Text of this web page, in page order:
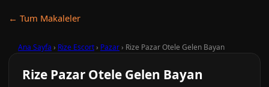
← Tum Makaleler
Ana Sayfa › Rize Escort› Pazar› Rize Pazar Otele Gelen Bayan
Rize Pazar Otele Gelen Bayan